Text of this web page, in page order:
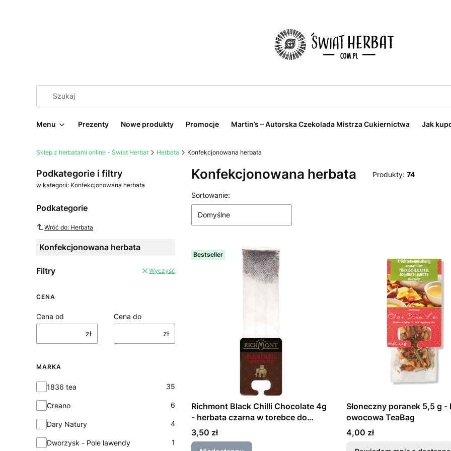
Menu Prezenty Nowe produkty Promocje Martin’s – Autorska Czekolada Mistrza Cukiernictwa Jak
Sklep z herbatami online - Świat Herbat Herbata Konfekcjonowana herbata
Podkategorie i filtry
w kategorii: Konfekcjonowana herbata
Podkategorie
Wróć do: Herbata
Konfekcjonowana herbata
Filtry Wyczyść
CENA
Cena od
zł
Cena do
zł
MARKA
Marka1836 tea 35
Creano 6
Dary Natury 4
Dworzysk - Pole lawendy 1
Konfekcjonowana herbata Produkty: 74
Lista produktów
Sortowanie:
Domyślne
Bestseller
Richmont Black Chilli Chocolate 4g
- herbata czarna w torebce do
dzbanka
Cena
3,50 zł
Słoneczny poranek 5,5 g -
owocowa TeaBag
Cena
4,00 zł